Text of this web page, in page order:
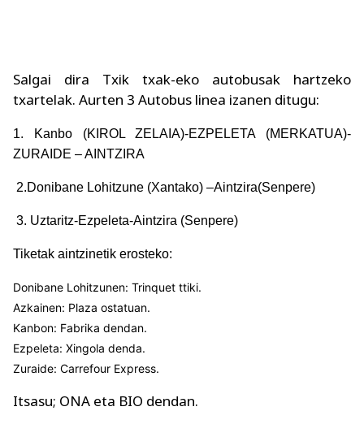
Salgai dira Txik txak-eko autobusak hartzeko
txartelak. Aurten 3 Autobus linea izanen ditugu:
1. Kanbo (KIROL ZELAIA)-EZPELETA (MERKATUA)-
ZURAIDE – AINTZIRA
2.Donibane Lohitzune (Xantako) –Aintzira(Senpere)
3. Uztaritz-Ezpeleta-Aintzira (Senpere)
Tiketak aintzinetik erosteko:
Donibane Lohitzunen: Trinquet ttiki.
Azkainen: Plaza ostatuan.
Kanbon: Fabrika dendan.
Ezpeleta: Xingola denda.
Zuraide: Carrefour Express.
Itsasu; ONA eta BIO dendan.